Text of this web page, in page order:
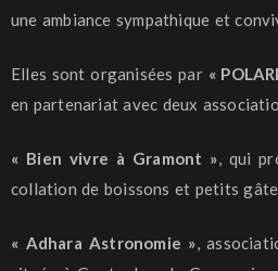
une ambiance sympathique et
Elles sont organisées par «
en partenariat avec deux
« Bien vivre à Gramont », qui
collation de boissons et petits
« Adhara Astronomie »,